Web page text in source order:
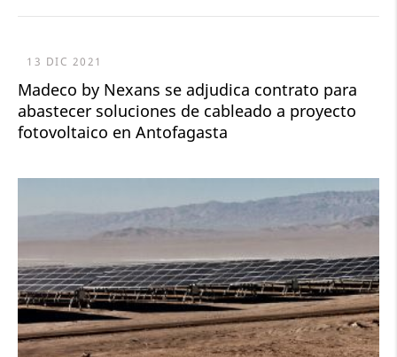
13 DIC 2021
Madeco by Nexans se adjudica contrato para
abastecer soluciones de cableado a proyecto
fotovoltaico en Antofagasta